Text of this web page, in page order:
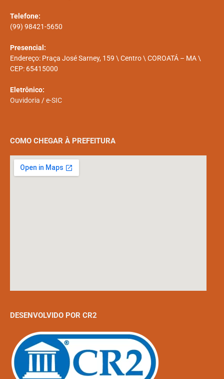
Telefone:
(99) 98421-5650
Presencial:
Endereço: Praça José Sarney, 159 \ Centro \ COROATÁ – MA \
CEP: 65415000
Eletrônico:
Ouvidoria /e-SIC
COMO CHEGAR À PREFEITURA
DESENVOLVIDO POR CR2